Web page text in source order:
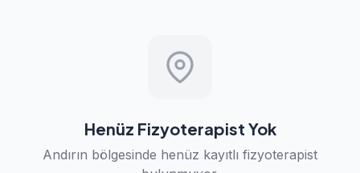
Henüz Fizyoterapist Yok
Andırın bölgesinde henüz kayıtlı fizyoterapist